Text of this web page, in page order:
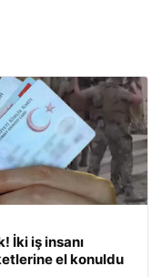
İki iş insanı
el konuldu